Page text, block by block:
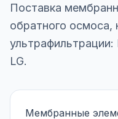
Поставка
обратного осмоса,
LG.
Мембранные